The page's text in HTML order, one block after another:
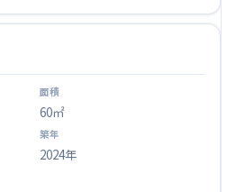
60㎡
2024年